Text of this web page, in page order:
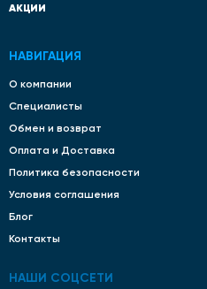
АКЦИИ
НАВИГАЦИЯ
О компании
Специалисты
Обмен и возврат
Оплата и Доставка
Политика безопасности
Условия соглашения
Блог
Контакты
НАШИ СОЦСЕТИ